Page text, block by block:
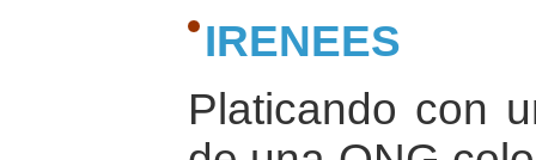
IRENEES
Platicando con